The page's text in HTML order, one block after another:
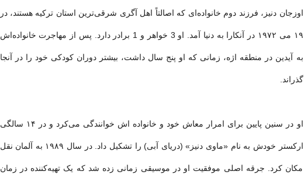
اوزجان دنیز، فرزند دوم خانواده‌ای که اصالتاً اهل آگری شرقی‌ترین استان ترکیه هستند، در
۱۹ می ۱۹۷۲ در آنکارا به دنیا آمد. او 3 خواهر و 1 برادر دارد. پس از مهاجرت خانواده‌اش
به آیدین در منطقه اژه، زمانی که او پنج سال داشت، بیشتر دوران کودکی خود را در آنجا
گذراند.
او در سنین پایین برای امرار معاش خود و خانواده اش خوانندگی می‌کرد و در ۱۴ سالگی
ارکستر خودش به نام «ماوی دنیز» (دریای آبی) را تشکیل داد. در سال ۱۹۸۹ به آلمان نقل
مکان کرد. جرقه اصلی موفقیت او در موسیقی زمانی زده شد که یک تهیه‌کننده در زمان